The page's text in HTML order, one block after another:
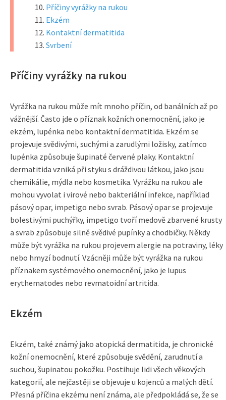
Příčiny vyrážky na rukou
Ekzém
Kontaktní dermatitida
Svrbení
Příčiny vyrážky na rukou
Vyrážka na rukou může mít mnoho příčin, od banálních až po
vážnější. Často jde o příznak kožních onemocnění, jako je
ekzém, lupénka nebo kontaktní dermatitida. Ekzém se
projevuje svědivými, suchými a zarudlými ložisky, zatímco
lupénka způsobuje šupinaté červené plaky. Kontaktní
dermatitida vzniká při styku s dráždivou látkou, jako jsou
chemikálie, mýdla nebo kosmetika. Vyrážku na rukou ale
mohou vyvolat i virové nebo bakteriální infekce, například
pásový opar, impetigo nebo svrab. Pásový opar se projevuje
bolestivými puchýřky, impetigo tvoří medově zbarvené krusty
a svrab způsobuje silně svědivé pupínky a chodbičky. Někdy
může být vyrážka na rukou projevem alergie na potraviny, léky
nebo hmyzí bodnutí. Vzácněji může být vyrážka na rukou
příznakem systémového onemocnění, jako je lupus
erythematodes nebo revmatoidní artritida.
Ekzém
Ekzém, také známý jako atopická dermatitida, je chronické
kožní onemocnění, které způsobuje svědění, zarudnutí a
suchou, šupinatou pokožku. Postihuje lidi všech věkových
kategorií, ale nejčastěji se objevuje u kojenců a malých dětí.
Přesná příčina ekzému není známa, ale předpokládá se, že se